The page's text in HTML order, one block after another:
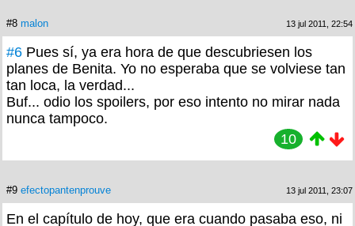
#8 malon 13 jul 2011, 22:54
#6 Pues sí, ya era hora de que descubriesen los
planes de Benita. Yo no esperaba que se volviese tan
tan loca, la verdad...
Buf... odio los spoilers, por eso intento no mirar nada
nunca tampoco.
10
#9 efectopantenprouve 13 jul 2011, 23:07
En el capítulo de hoy, que era cuando pasaba eso, ni